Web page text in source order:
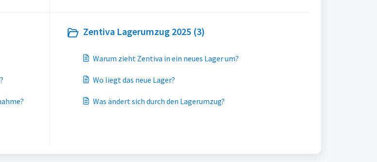
Zentiva Lagerumzug 2025 (3)
Warum zieht Zentiva in ein neues Lager um?
Wo liegt das neue Lager?
Was ändert sich durch den Lagerumzug?